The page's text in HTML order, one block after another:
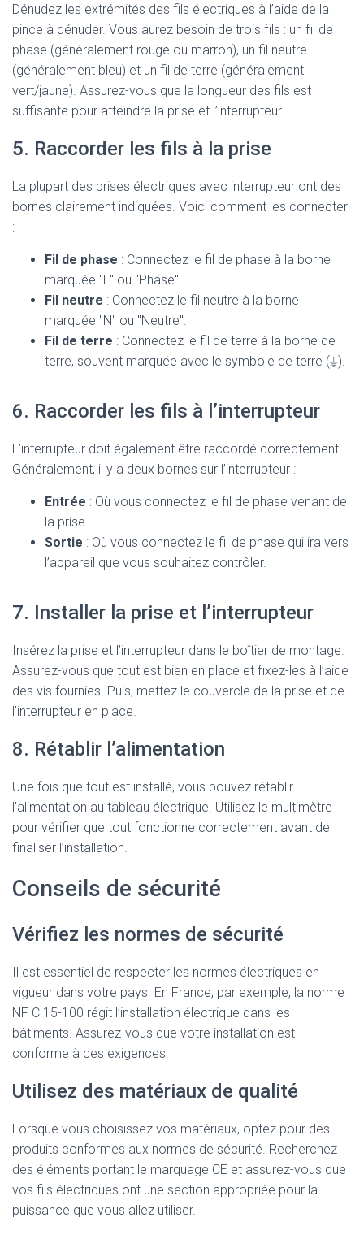
Dénudez les extrémités des fils électriques à l’aide de la
pince à dénuder. Vous aurez besoin de trois fils : un fil de
phase (généralement rouge ou marron), un fil neutre
(généralement bleu) et un fil de terre (généralement
vert/jaune). Assurez-vous que la longueur des fils est
suffisante pour atteindre la prise et l’interrupteur.
5. Raccorder les fils à la prise
La plupart des prises électriques avec interrupteur ont des
bornes clairement indiquées. Voici comment les connecter
:
Fil de phase : Connectez le fil de phase à la borne
marquée "L" ou "Phase".
Fil neutre : Connectez le fil neutre à la borne
marquée "N" ou "Neutre".
Fil de terre : Connectez le fil de terre à la borne de
terre, souvent marquée avec le symbole de terre (⏚).
6. Raccorder les fils à l’interrupteur
L’interrupteur doit également être raccordé correctement.
Généralement, il y a deux bornes sur l’interrupteur :
Entrée : Où vous connectez le fil de phase venant de
la prise.
Sortie : Où vous connectez le fil de phase qui ira vers
l’appareil que vous souhaitez contrôler.
7. Installer la prise et l’interrupteur
Insérez la prise et l’interrupteur dans le boîtier de montage.
Assurez-vous que tout est bien en place et fixez-les à l’aide
des vis fournies. Puis, mettez le couvercle de la prise et de
l’interrupteur en place.
8. Rétablir l’alimentation
Une fois que tout est installé, vous pouvez rétablir
l’alimentation au tableau électrique. Utilisez le multimètre
pour vérifier que tout fonctionne correctement avant de
finaliser l’installation.
Conseils de sécurité
Vérifiez les normes de sécurité
Il est essentiel de respecter les normes électriques en
vigueur dans votre pays. En France, par exemple, la norme
NF C 15-100 régit l’installation électrique dans les
bâtiments. Assurez-vous que votre installation est
conforme à ces exigences.
Utilisez des matériaux de qualité
Lorsque vous choisissez vos matériaux, optez pour des
produits conformes aux normes de sécurité. Recherchez
des éléments portant le marquage CE et assurez-vous que
vos fils électriques ont une section appropriée pour la
puissance que vous allez utiliser.